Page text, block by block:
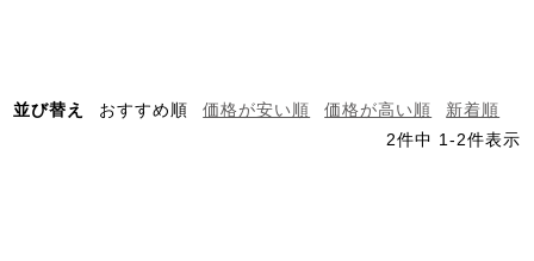
並び替え おすすめ順 価格が安い順 価格が高い順
新着順
2件中 1-2件表示